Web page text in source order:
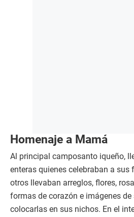
Homenaje a Mamá
Al principal camposanto iqueño,
enteras quienes celebraban a
otros llevaban arreglos, flores,
formas de corazón e imágenes
colocarlas en sus nichos. En el